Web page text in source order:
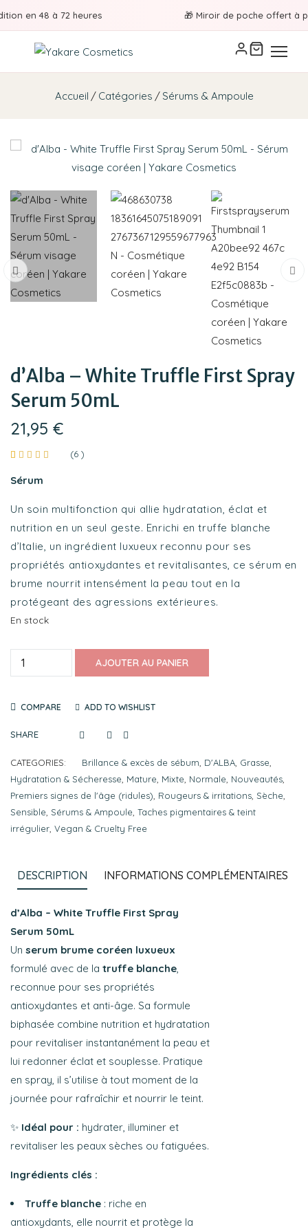
en 48 à 72 heures 🎁 Miroir de poche offert à
Accueil Catégories Sérums & Ampoule
d’Alba – White Truffle First Spray
Serum 50mL
21,95 €
4.83
5 basé
notations
(6 )
Sérum
Un soin multifonction qui allie hydratation, éclat et
nutrition en un seul geste. Enrichi en truffe blanche
d’Italie, un ingrédient luxueux reconnu pour ses
propriétés antioxydantes et revitalisantes, ce sérum en
brume nourrit intensément la peau tout en la
protégeant des agressions extérieures.
En stock
AJOUTER AU PANIER
COMPARE ADD TO WISHLIST
SHARE
CATEGORIES: Brillance & excès de sébum D'ALBA Grasse
Hydratation & Sécheresse Mature Mixte Normale Nouveautés
Premiers signes de l'âge (ridules) Rougeurs & irritations Sèche
Sensible Sérums & Ampoule Taches pigmentaires & teint
irrégulier Vegan & Cruelty Free
DESCRIPTION INFORMATIONS COMPLÉMENTAIRES
d’Alba – White Truffle First Spray
Serum 50mL
Un serum brume coréen luxueux
formulé avec de la truffe blanche,
reconnue pour ses propriétés
antioxydantes et anti-âge. Sa formule
biphasée combine nutrition et hydratation
pour revitaliser instantanément la peau et
lui redonner éclat et souplesse. Pratique
en spray, il s’utilise à tout moment de la
journée pour rafraîchir et nourrir le teint.
✨ Idéal pour : hydrater, illuminer et
revitaliser les peaux sèches ou fatiguées.
Ingrédients clés :
Truffe blanche : riche en
antioxydants, elle nourrit et protège la